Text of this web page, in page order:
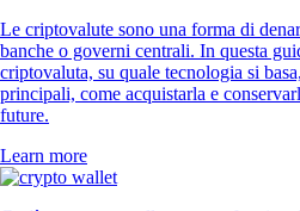
Le criptovalute sono una forma di
banche o governi centrali. In questa
criptovaluta, su quale tecnologia si
principali, come acquistarla e
future.
Learn more